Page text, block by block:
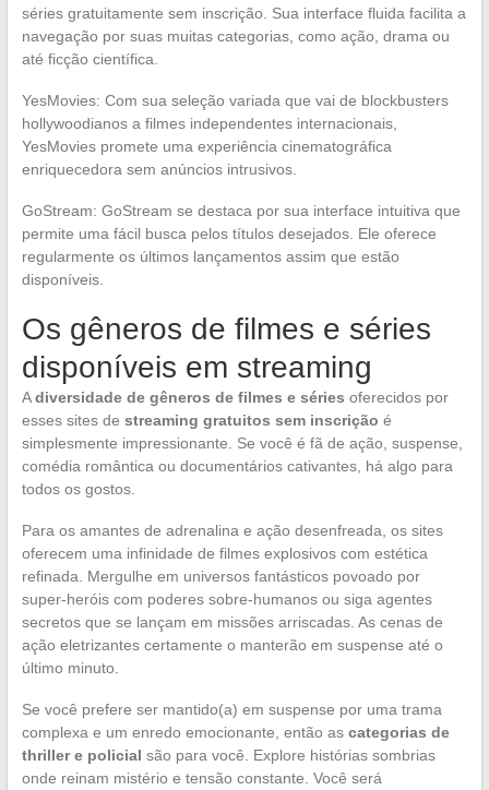
séries gratuitamente sem inscrição. Sua interface fluida facilita a
navegação por suas muitas categorias, como ação, drama ou
até ficção científica.
YesMovies: Com sua seleção variada que vai de blockbusters
hollywoodianos a filmes independentes internacionais,
YesMovies promete uma experiência cinematográfica
enriquecedora sem anúncios intrusivos.
GoStream: GoStream se destaca por sua interface intuitiva que
permite uma fácil busca pelos títulos desejados. Ele oferece
regularmente os últimos lançamentos assim que estão
disponíveis.
Os gêneros de filmes e séries
disponíveis em streaming
Adiversidade de gêneros de filmes e séries oferecidos por
esses sites de streaming gratuitos sem inscrição é
simplesmente impressionante. Se você é fã de ação, suspense,
comédia romântica ou documentários cativantes, há algo para
todos os gostos.
Para os amantes de adrenalina e ação desenfreada, os sites
oferecem uma infinidade de filmes explosivos com estética
refinada. Mergulhe em universos fantásticos povoado por
super-heróis com poderes sobre-humanos ou siga agentes
secretos que se lançam em missões arriscadas. As cenas de
ação eletrizantes certamente o manterão em suspense até o
último minuto.
Se você prefere ser mantido(a) em suspense por uma trama
complexa e um enredo emocionante, então as categorias de
thriller e policial são para você. Explore histórias sombrias
onde reinam mistério e tensão constante. Você será